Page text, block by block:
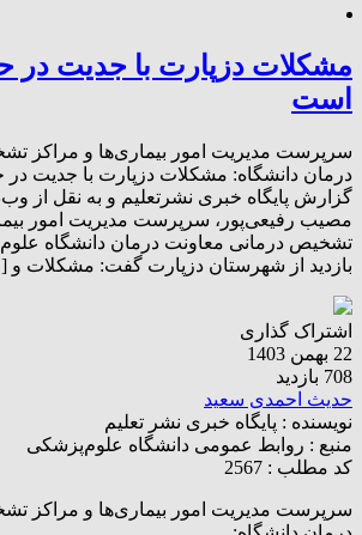
مشکلات دزپارت با جدیت در
است
سرپرست مدیریت امور بیماری‌ها و مراکز
درمان دانشگاه: مشکلات دزپارت با جدیت
گزارش پایگاه خبری نشرتعلیم و به نقل از
مصیب رفیعی‌پور، سرپرست مدیریت امور
تشخیص درمانی معاونت درمان دانشگاه علوم
بازدید از شهرستان دزپارت گفت: مشکلات
اشتراک گذاری
22 بهمن 1403
708 بازدید
حدیث احمدی سعید
نویسنده : پایگاه خبری نشر تعلیم
منبع : روابط عمومی دانشگاه علوم‌پزشکی
کد مطلب : 2567
سرپرست مدیریت امور بیماری‌ها و مراکز